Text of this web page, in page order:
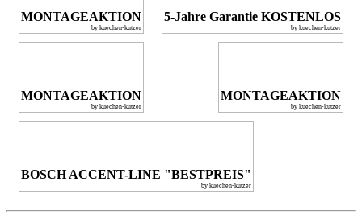
MONTAGEAKTION
by kuechen-kutzer
5-Jahre Garantie KOSTENLOS
by kuechen-kutzer
MONTAGEAKTION
by kuechen-kutzer
MONTAGEAKTION
by kuechen-kutzer
BOSCH ACCENT-LINE "BESTPREIS"
by kuechen-kutzer